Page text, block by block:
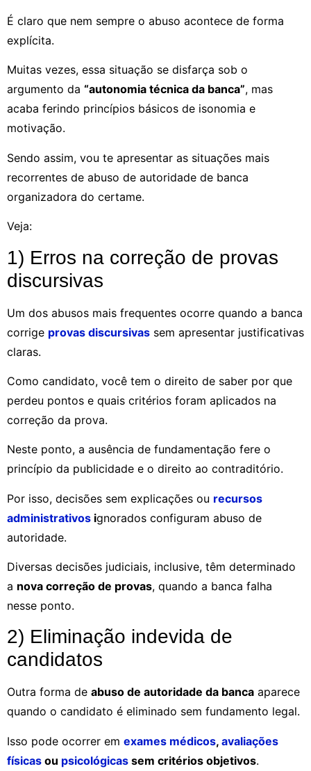
É claro que nem sempre o abuso acontece de forma
explícita.
Muitas vezes, essa situação se disfarça sob o
argumento da “autonomia técnica da banca”, mas
acaba ferindo princípios básicos de isonomia e
motivação.
Sendo assim, vou te apresentar as situações mais
recorrentes de abuso de autoridade de banca
organizadora do certame.
Veja:
1) Erros na correção de provas
discursivas
Um dos abusos mais frequentes ocorre quando a banca
corrige provas discursivas sem apresentar justificativas
claras.
Como candidato, você tem o direito de saber por que
perdeu pontos e quais critérios foram aplicados na
correção da prova.
Neste ponto, a ausência de fundamentação fere o
princípio da publicidade e o direito ao contraditório.
Por isso, decisões sem explicações ou recursos
administrativos ignorados configuram abuso de
autoridade.
Diversas decisões judiciais, inclusive, têm determinado
a nova correção de provas, quando a banca falha
nesse ponto.
2) Eliminação indevida de
candidatos
Outra forma de abuso de autoridade da banca aparece
quando o candidato é eliminado sem fundamento legal.
Isso pode ocorrer em exames médicos, avaliações
físicas ou psicológicas sem critérios objetivos.